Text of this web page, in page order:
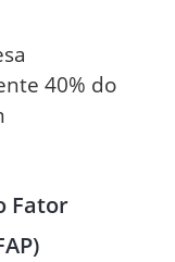
40% do
Fator